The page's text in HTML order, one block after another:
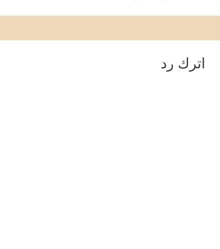
اترك رد